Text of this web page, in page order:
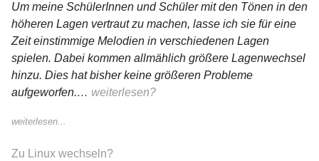
Um meine SchülerInnen und Schüler mit den Tönen in den
höheren Lagen vertraut zu machen, lasse ich sie für eine
Zeit einstimmige Melodien in verschiedenen Lagen
spielen. Dabei kommen allmählich größere Lagenwechsel
hinzu. Dies hat bisher keine größeren Probleme
aufgeworfen.… weiterlesen?
weiterlesen...
Zu Linux wechseln?